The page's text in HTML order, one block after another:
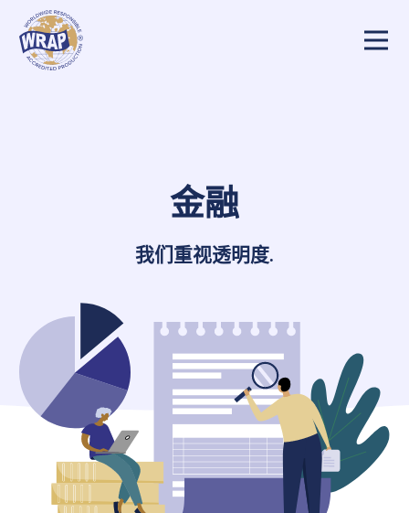
我们25年的故事
金融
我们重视透明度.